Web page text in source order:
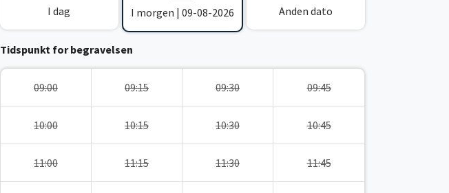
I dag I morgen | 09-08-2026 Anden dato
Tidspunkt for begravelsen
09:00 09:15 09:30 09:45
10:00 10:15 10:30 10:45
11:00 11:15 11:30 11:45